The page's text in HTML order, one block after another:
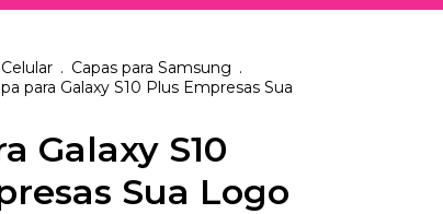
. Capas para Samsung .
para Galaxy S10 Plus Empresas Sua
Galaxy S10
Sua Logo